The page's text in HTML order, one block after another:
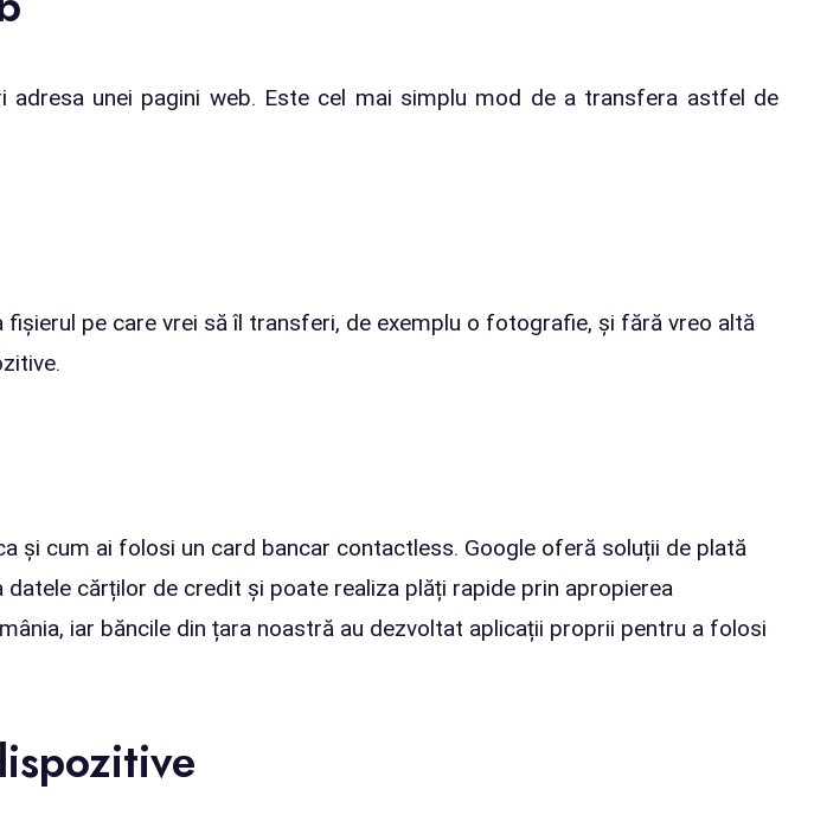
unei pagini web. Este cel mai simplu mod de a transfera astfel de
pe care vrei să îl transferi, de exemplu o fotografie, și fără vreo altă
și cum ai folosi un card bancar contactless. Google oferă soluții de plată
cărților de credit și poate realiza plăți rapide prin apropierea
iar băncile din țara noastră au dezvoltat aplicații proprii pentru a folosi